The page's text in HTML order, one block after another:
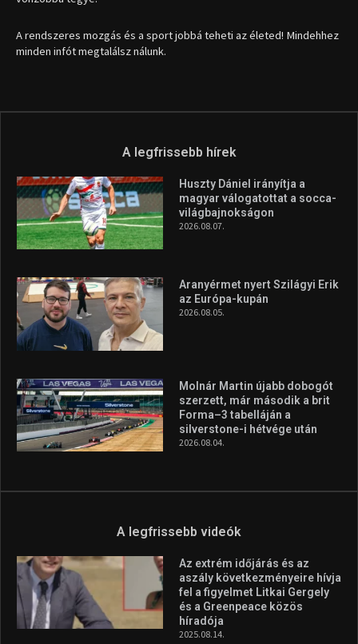
A rendszeres mozgás és a sport jobbá teheti az életed! Mindehhez
minden infót megtalálsz nálunk.
A legfrissebb hírek
Huszty Dániel irányítja a
magyar válogatottat a socca-
világbajnokságon
2026.08.07.
Aranyérmet nyert Szilágyi Erik
az Európa-kupán
2026.08.05.
Molnár Martin újabb dobogót
szerzett, már második a brit
Forma–3 tabelláján a
silverstone-i hétvége után
2026.08.04.
A legfrissebb videók
Az extrém időjárás és az
aszály következményeire hívja
fel a figyelmet Litkai Gergely
és a Greenpeace közös
híradója
2025.08.14.